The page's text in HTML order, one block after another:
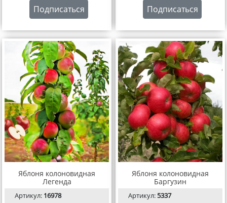
Подписаться Подписаться
Яблоня колоновидная
Легенда
Артикул: 16978
Яблоня колоновидная
Баргузин
Артикул:5337